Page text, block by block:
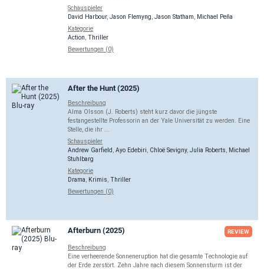
Schauspieler
David Harbour, Jason Flemyng Jason Statham
Michael Peña
Kategorie
Action Thriller
Bewertungen (0)
After the Hunt (2025)
Beschreibung
Alma Olsson (J. Roberts) steht kurz davor die jüngste
festangestellte Professorin an der Yale Universität zu werden. Eine
Stelle, die ihr ...
Schauspieler
Andrew Garfield
Ayo Edebiri Chloë Sevigny, Julia Roberts
Michael
Stuhlbarg
Kategorie
Drama
Krimis Thriller
Bewertungen (0)
Afterburn (2025) REVIEW
Beschreibung
Eine verheerende Sonneneruption hat die gesamte Technologie auf
der Erde zerstört. Zehn Jahre nach diesem Sonnensturm ist der